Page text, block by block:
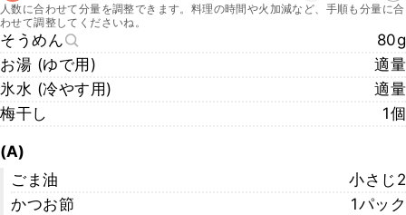
人数に合わせて分量を調整できます。料理の時間や火加減など、手順も分量に合
わせて調整してくださいね。
そうめん
80g
お湯 (ゆで用)
適量
氷水 (冷やす用)
適量
梅干し
1個
(A)
ごま油
小さじ2
かつお節
1パック